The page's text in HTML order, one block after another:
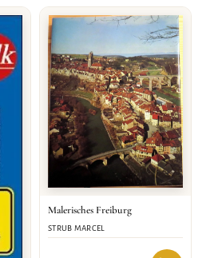
Malerisches Freiburg
STRUB MARCEL